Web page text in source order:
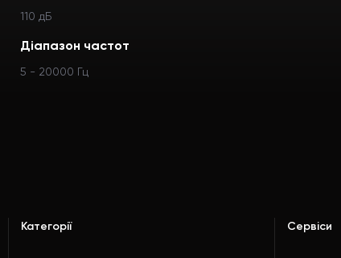
110 дБ
Діапазон частот
5 - 20000 Гц
Категорії Сервіси